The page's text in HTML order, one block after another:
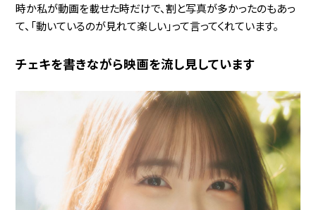
時か私が動画を載せた時だけで、割と写真が多かったのもあっ
て、「動いているのが見れて楽しい」って言ってくれています。
チェキを書きながら映画を流し見しています